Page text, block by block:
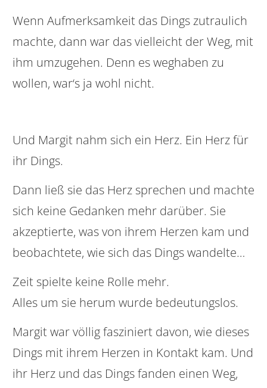
Wenn Aufmerksamkeit das Dings zutraulich
machte, dann war das vielleicht der Weg, mit
ihm umzugehen. Denn es weghaben zu
wollen, war‘s ja wohl nicht.
Und Margit nahm sich ein Herz. Ein Herz für
ihr Dings.
Dann ließ sie das Herz sprechen und machte
sich keine Gedanken mehr darüber. Sie
akzeptierte, was von ihrem Herzen kam und
beobachtete, wie sich das Dings wandelte…
Zeit spielte keine Rolle mehr.
Alles um sie herum wurde bedeutungslos.
Margit war völlig fasziniert davon, wie dieses
Dings mit ihrem Herzen in Kontakt kam. Und
ihr Herz und das Dings fanden einen Weg,